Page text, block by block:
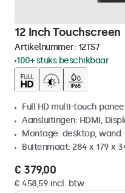
12 Inch Touchscreen
Artikelnummer: 12TS7
100+ stuks beschikbaar
Full HD multi-touch
Aansluitingen: HDMI,
Montage: desktop, wand
Buitenmaat: 284 x 179 x
€ 379,00
€ 458,59 incl. btw